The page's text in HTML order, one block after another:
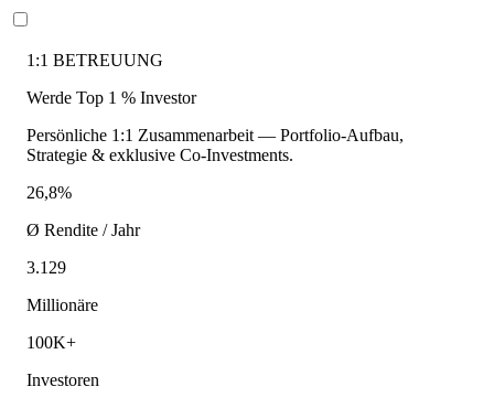
1:1 BETREUUNG
Werde Top 1 % Investor
Persönliche 1:1 Zusammenarbeit — Portfolio-Aufbau,
Strategie & exklusive Co-Investments.
26,8%
Ø Rendite / Jahr
3.129
Millionäre
100K+
Investoren